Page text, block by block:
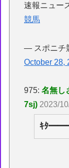
速報ニュー
競馬
— スポニチ
October 28,
975:名無し
7sj) 2023/
ｷﾀ